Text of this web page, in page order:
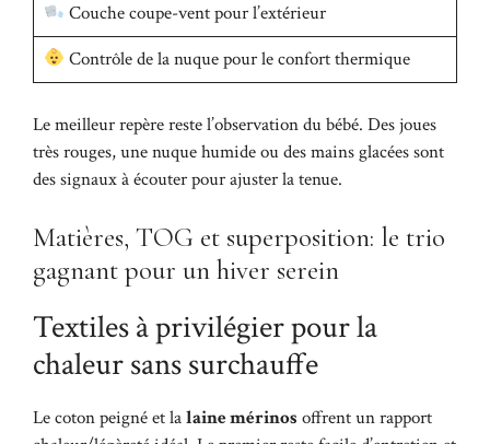
Couche coupe-vent pour l’extérieur
Contrôle de la nuque pour le confort thermique
Le meilleur repère reste l’observation du bébé. Des joues
très rouges, une nuque humide ou des mains glacées sont
des signaux à écouter pour ajuster la tenue.
Matières, TOG et superposition: le trio
gagnant pour un hiver serein
Textiles à privilégier pour la
chaleur sans surchauffe
Le coton peigné et lalaine mérinos offrent un rapport